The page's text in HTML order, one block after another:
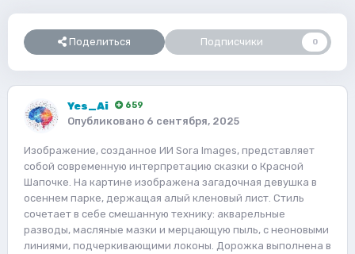
Поделиться Подписчики 0
Yes_Ai 659
Опубликовано 6 сентября, 2025
Изображение, созданное ИИ Sora Images, представляет
собой современную интерпретацию сказки о Красной
Шапочке. На картине изображена загадочная девушка в
осеннем парке, держащая алый кленовый лист. Стиль
сочетает в себе смешанную технику: акварельные
разводы, масляные мазки и мерцающую пыль, с неоновыми
линиями, подчеркивающими локоны. Дорожка выполнена в